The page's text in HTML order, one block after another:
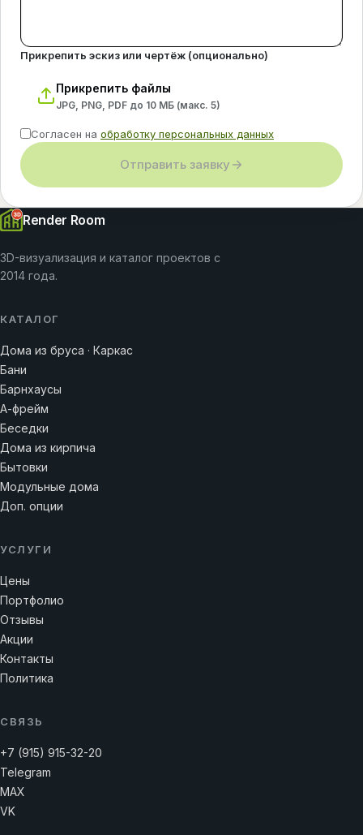
Прикрепить эскиз или чертёж (опционально)
Прикрепить файлы
JPG, PNG, PDF до 10 МБ (макс. 5)
Согласен на обработку персональных данных
Отправить заявку
Render Room
3D-визуализация и каталог проектов с
2014 года.
КАТАЛОГ
Дома из бруса · Каркас
Бани
Барнхаусы
А-фрейм
Беседки
Дома из кирпича
Бытовки
Модульные дома
Доп. опции
УСЛУГИ
Цены
Портфолио
Отзывы
Акции
Контакты
Политика
СВЯЗЬ
+7 (915) 915-32-20
Telegram
MAX
VK